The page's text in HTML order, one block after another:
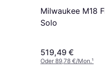
Milwaukee M18
Solo
519,49 €
Oder 89,78 €/Mon.¹